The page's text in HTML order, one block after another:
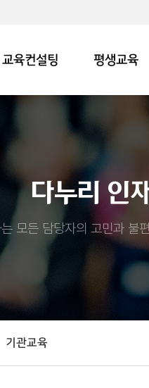
교육컨설팅 평생교육
다누리 인
모든 담당자의 고민과 불
기관교육